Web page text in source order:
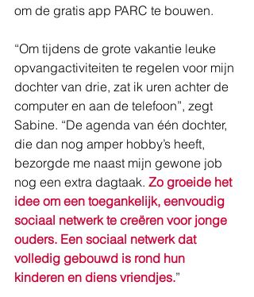
om de gratis app PARC te bouwen.
“Om tijdens de grote vakantie leuke
opvangactiviteiten te regelen voor mijn
dochter van drie, zat ik uren achter de
computer en aan de telefoon”, zegt
Sabine. “De agenda van één dochter,
die dan nog amper hobby’s heeft,
bezorgde me naast mijn gewone job
nog een extra dagtaak. Zo groeide het
idee om een toegankelijk, eenvoudig
sociaal netwerk te creëren voor jonge
ouders. Een sociaal netwerk dat
volledig gebouwd is rond hun
kinderen en diens vriendjes.”